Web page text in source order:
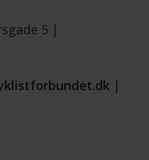
5 |
|